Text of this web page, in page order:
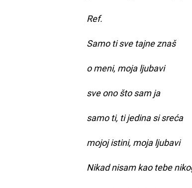
Ref.
Samo ti sve tajne znaš
o meni, moja ljubavi
sve ono što sam ja
samo ti, ti jedina si sreća
mojoj istini, moja ljubavi
Nikad nisam kao tebe